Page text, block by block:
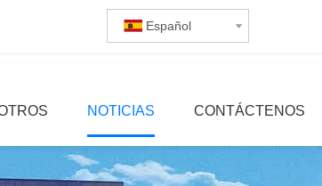
Español
NOTICIAS CONTÁCTENOS